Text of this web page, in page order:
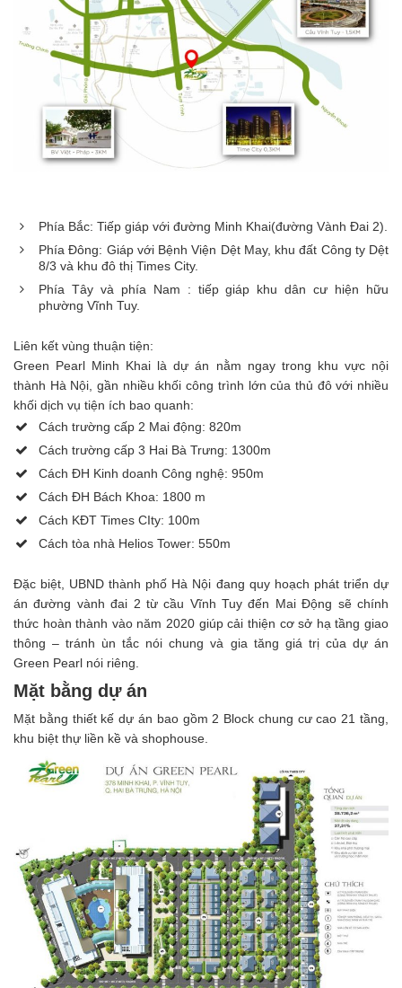
Phía Bắc: Tiếp giáp với đường Minh Khai(đường Vành Đai 2).
Phía Đông: Giáp với Bệnh Viện Dệt May, khu đất Công ty Dệt
8/3 và khu đô thị Times City.
Phía Tây và phía Nam : tiếp giáp khu dân cư hiện hữu
phường Vĩnh Tuy.
Liên kết vùng thuận tiện:
Green Pearl Minh Khai là dự án nằm ngay trong khu vực nội
thành Hà Nội, gần nhiều khối công trình lớn của thủ đô với nhiều
khối dịch vụ tiện ích bao quanh:
Cách trường cấp 2 Mai động: 820m
Cách trường cấp 3 Hai Bà Trưng: 1300m
Cách ĐH Kinh doanh Công nghệ: 950m
Cách ĐH Bách Khoa: 1800 m
Cách KĐT Times CIty: 100m
Cách tòa nhà Helios Tower: 550m
Đặc biệt, UBND thành phố Hà Nội đang quy hoạch phát triển dự
án đường vành đai 2 từ cầu Vĩnh Tuy đến Mai Động sẽ chính
thức hoàn thành vào năm 2020 giúp cải thiện cơ sở hạ tầng giao
thông – tránh ùn tắc nói chung và gia tăng giá trị của dự án
Green Pearl nói riêng.
Mặt bằng dự án
Mặt bằng thiết kế dự án bao gồm 2 Block chung cư cao 21 tầng,
khu biệt thự liền kề và shophouse.